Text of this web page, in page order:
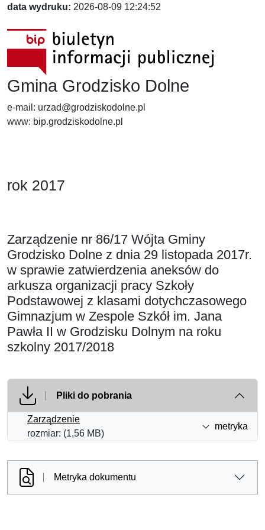
data wydruku: 2026-08-09 12:24:52
Gmina Grodzisko Dolne
e-mail: urzad@grodziskodolne.pl
www: bip.grodziskodolne.pl
rok 2017
Zarządzenie nr 86/17 Wójta Gminy
Grodzisko Dolne z dnia 29 listopada 2017r.
w sprawie zatwierdzenia aneksów do
arkusza organizacji pracy Szkoły
Podstawowej z klasami dotychczasowego
Gimnazjum w Zespole Szkół im. Jana
Pawła II w Grodzisku Dolnym na roku
szkolny 2017/2018
Pliki do pobrania
Zarządzenie
rozmiar: (1,56 MB)
metryka
Metryka dokumentu